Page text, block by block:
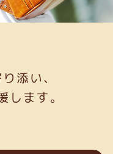
添い、
ます。